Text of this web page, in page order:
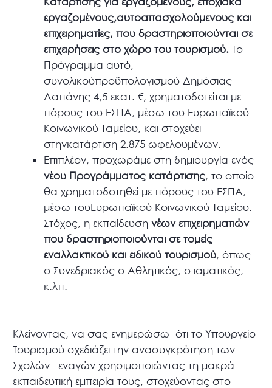
εργαζομένους,αυτοαπασχολούμενους και
επιχειρηματίες, που δραστηριοποιούνται σε
επιχειρήσεις στο χώρο του τουρισμού. Το
Πρόγραμμα αυτό,
συνολικούπροϋπολογισμού Δημόσιας
Δαπάνης 4,5 εκατ. €, χρηματοδοτείται με
πόρους του ΕΣΠΑ, μέσω του Ευρωπαϊκού
Κοινωνικού Ταμείου, και στοχεύει
στηνκατάρτιση 2.875 ωφελουμένων.
Επιπλέον, προχωράμε στη δημιουργία ενός
νέου Προγράμματος κατάρτισης, το οποίο
θα χρηματοδοτηθεί με πόρους του ΕΣΠΑ,
μέσω τουΕυρωπαϊκού Κοινωνικού Ταμείου.
Στόχος, η εκπαίδευσηνέων επιχειρηματιών
που δραστηριοποιούνται σε τομείς
εναλλακτικού και ειδικού τουρισμού, όπως
ο Συνεδριακός ο Αθλητικός, ο ιαματικός,
κ.λπ.
Κλείνοντας, να σας ενημερώσω ότι το Υπουργείο
Τουρισμού σχεδιάζει την ανασυγκρότηση των
Σχολών Ξεναγών χρησιμοποιώντας τη μακρά
εκπαιδευτική εμπειρία τους, στοχεύοντας στο